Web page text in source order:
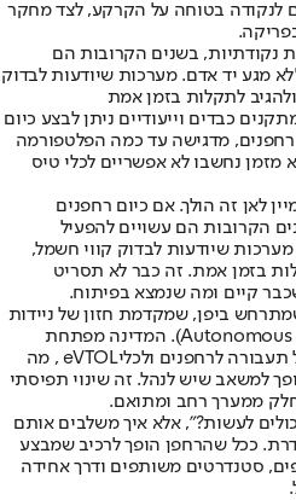
לנקודה בטוחה על הקרקע, לצד מחקר
נקודתיות, בשנים הקרובות הם
מגע יד אדם. מערכות שיודעות לבדוק
לתקלות בזמן אמת
כבדים וייעודיים ניתן לבצע כיום
מדגישה עד כמה הפלטפורמה
נחשבו לא אפשריים לכלי טיס
לאן זה הולך. אם כיום רחפנים
הקרובות הם עשויים להפעיל
שיודעות לבדוק קווי חשמל,
בזמן אמת. זה כבר לא תסריט
קיים ומה שנמצא בפיתוח.
ביפן, שמקדמת חזון של ניידות
אווירית אוטונומית (Autonomous Air Mobility). המדינה מפתחת
מסדרונות אוויריים ומערכות ניהול תעבורה לרחפנים ולכליeVTOL , מה
למשאב שיש לנהל. זה שינוי תפיסתי
ממערך רחב ומתואם.
לעשות?", אלא איך משלבים אותם
ככל שהרחפן הופך לרכיב שמבצע
סטנדרטים משותפים ודרך אחידה